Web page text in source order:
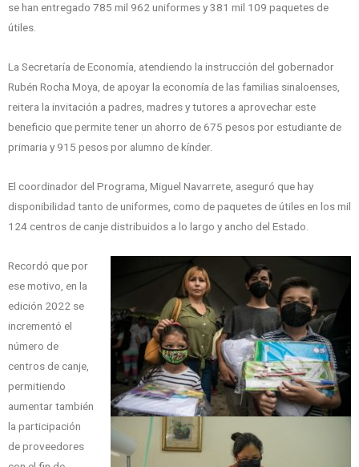
se han entregado 785 mil 962 uniformes y 381 mil 109 paquetes de
útiles.
La Secretaría de Economía, atendiendo la instrucción del gobernador
Rubén Rocha Moya, de apoyar la economía de las familias sinaloenses,
reitera la invitación a padres, madres y tutores a aprovechar este
beneficio que permite tener un ahorro de 675 pesos por estudiante de
primaria y 915 pesos por alumno de kínder.
El coordinador del Programa, Miguel Navarrete, aseguró que hay
disponibilidad tanto de uniformes, como de paquetes de útiles en los mil
124 centros de canje distribuidos a lo largo y ancho del Estado.
Recordó que por
ese motivo, en la
edición 2022 se
incrementó el
número de
centros de canje,
permitiendo
aumentar también
la participación
de proveedores